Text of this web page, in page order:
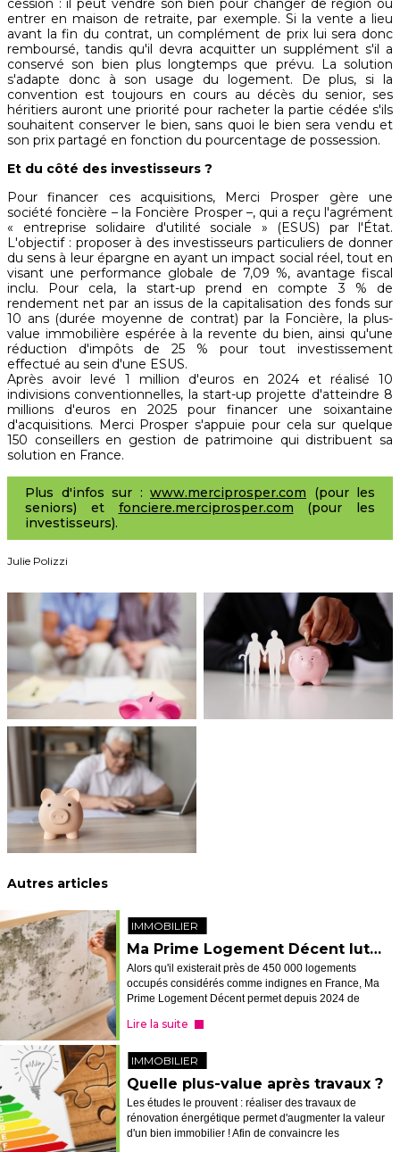
cession : il peut vendre son bien pour changer de région ou
entrer en maison de retraite, par exemple. Si la vente a lieu
avant la fin du contrat, un complément de prix lui sera donc
remboursé, tandis qu'il devra acquitter un supplément s'il a
conservé son bien plus longtemps que prévu. La solution
s'adapte donc à son usage du logement. De plus, si la
convention est toujours en cours au décès du senior, ses
héritiers auront une priorité pour racheter la partie cédée s'ils
souhaitent conserver le bien, sans quoi le bien sera vendu et
son prix partagé en fonction du pourcentage de possession.
Et du côté des investisseurs ?
Pour financer ces acquisitions, Merci Prosper gère une
société foncière – la Foncière Prosper –, qui a reçu l'agrément
« entreprise solidaire d'utilité sociale » (ESUS) par l'État.
L'objectif : proposer à des investisseurs particuliers de donner
du sens à leur épargne en ayant un impact social réel, tout en
visant une performance globale de 7,09 %, avantage fiscal
inclu. Pour cela, la start-up prend en compte 3 % de
rendement net par an issus de la capitalisation des fonds sur
10 ans (durée moyenne de contrat) par la Foncière, la plus-
value immobilière espérée à la revente du bien, ainsi qu'une
réduction d'impôts de 25 % pour tout investissement
effectué au sein d'une ESUS.
Après avoir levé 1 million d'euros en 2024 et réalisé 10
indivisions conventionnelles, la start-up projette d'atteindre 8
millions d'euros en 2025 pour financer une soixantaine
d'acquisitions. Merci Prosper s'appuie pour cela sur quelque
150 conseillers en gestion de patrimoine qui distribuent sa
solution en France.
Plus d'infos sur : www.merciprosper.com (pour les
seniors) et fonciere.merciprosper.com (pour les
investisseurs).
Julie Polizzi
Autres articles
IMMOBILIER
Ma Prime Logement Décent lutte contre l'habitat très dégradé
Alors qu'il existerait près de 450 000 logements
occupés considérés comme indignes en France, Ma
Prime Logement Décent permet depuis 2024 de
On vous explique comment en bénéficie...
Lire la suite
IMMOBILIER
Quelle plus-value après travaux ?
Les études le prouvent : réaliser des travaux de
rénovation énergétique permet d'augmenter la valeur
d'un bien immobilier ! Afin de convaincre les